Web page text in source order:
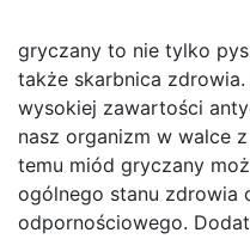
gryczany to nie tylko
także skarbnica
wysokiej zawartości
nasz organizm w walce
temu miód gryczany
ogólnego stanu zdrowia
odpornościowego.